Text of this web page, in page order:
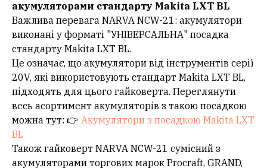
акумуляторами стандарту Makita LXT BL
Важлива перевага NARVA NCW-21: акумулятори
виконані у форматі "УНІВЕРСАЛЬНА" посадка
стандарту Makita LXT BL.
Це означає, що акумулятори від інструментів серії
20V, які використовують стандарт Makita LXT BL,
підходять для цього гайковерта. Переглянути
весь асортимент акумуляторів з такою посадкою
можна тут: 👉 Акумулятори з посадкою Makita LXT
BL
Також гайковерт NARVA NCW-21 сумісний з
акумуляторами торгових марок Procraft, GRAND,